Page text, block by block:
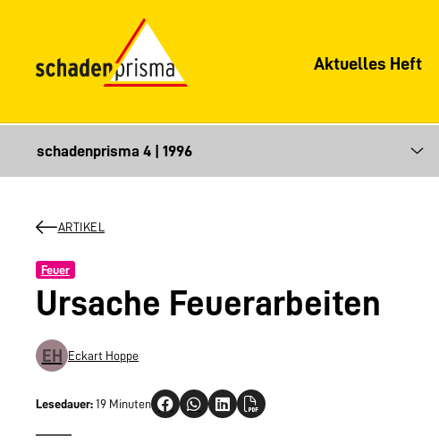
Aktuelles Heft
ARTIKEL
Feuer
Ursache Feuerarbeiten
EH Eckart Hoppe
Lesedauer: 19 Minuten